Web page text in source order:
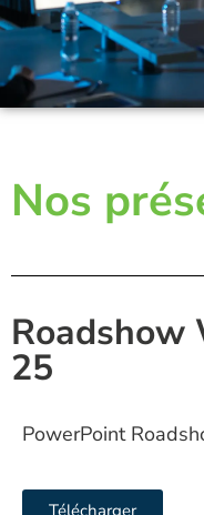
Nos
25
PowerPoint
Télécharger